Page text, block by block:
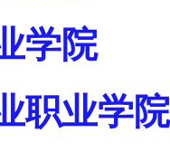
学院
职业学院